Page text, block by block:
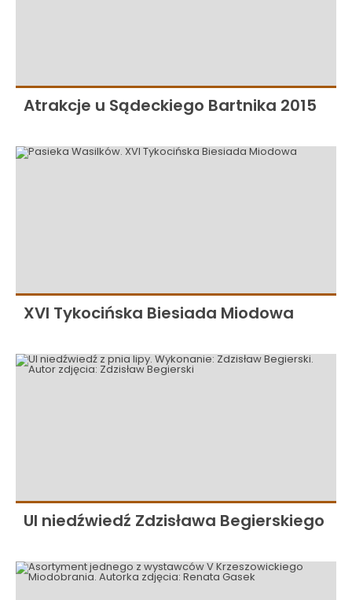
Atrakcje u Sądeckiego Bartnika 2015
XVI Tykocińska Biesiada Miodowa
Ul niedźwiedź Zdzisława Begierskiego